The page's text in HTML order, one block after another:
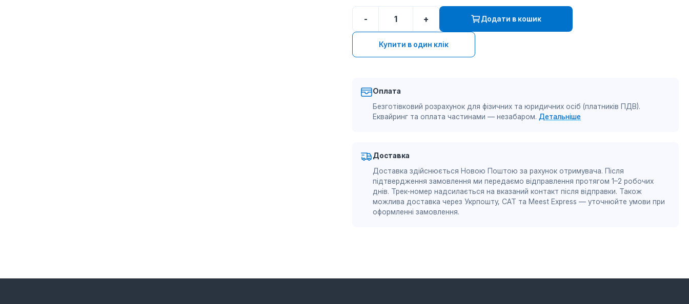
- + Додати в кошик
Купити в один клік
Оплата
Безготівковий розрахунок для фізичних та юридичних осіб (платників ПДВ).
Еквайринг та оплата частинами — незабаром. Детальніше
Доставка
Доставка здійснюється Новою Поштою за рахунок отримувача. Після
підтвердження замовлення ми передаємо відправлення протягом 1–2 робочих
днів. Трек-номер надсилається на вказаний контакт після відправки. Також
можлива доставка через Укрпошту, САТ та Meest Express — уточнюйте умови при
оформленні замовлення.